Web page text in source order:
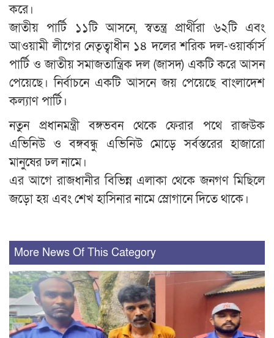
করে।
জাতীয় পার্টি ১১টি আসনে, স্বতন্ত্র প্রার্থীরা ৬২টি এবং
আওয়ামী লীগের নেতৃত্বাধীন ১৪ দলের শরিক দল-ওয়ার্কার্স
পার্টি ও জাতীয় সমাজতান্ত্রিক দল (জাসদ) একটি করে আসন
পেয়েছে। নির্বাচনে একটি আসনে জয় পেয়েছে বাংলাদেশ
কল্যাণ পার্টি।
নতুন প্রধানমন্ত্রী বঙ্গভবন থেকে ফেরার পথে রাজউক
এভিনিউ ও বঙ্গবন্ধু এভিনিউ মোড়ে সর্বস্তরের হাজারো
মানুষের ঢল নামে।
এর আগে রাজধানীর বিভিন্ন এলাকা থেকে জনগণ মিছিলে
জড়ো হয় এবং শেখ হাসিনার নামে স্লোগানে দিতে থাকে।
More News Of This Category